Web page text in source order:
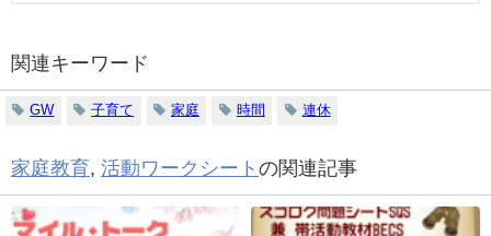
関連キーワード
GW 子育て 家庭 時間 連休
家庭教育, 活動ワークシート の関連記事